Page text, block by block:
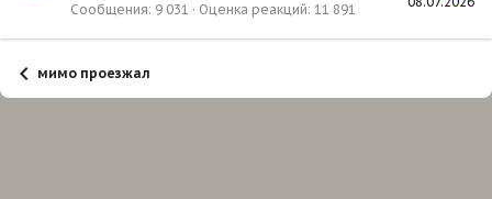
Сообщения 9 031 Оценка реакций 11 891
мимо проезжал